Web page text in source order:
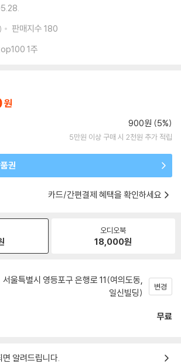
판매지수 180
1주
900원 (5%)
5만원 이상 구매 시 2천원 추가 적립
권
카드/간편결제 혜택을 확인하세요
오디오북
18,000원
서울특별시 영등포구 은행로 11(여의도동,
일신빌딩)
변경
무료
알려드립니다.